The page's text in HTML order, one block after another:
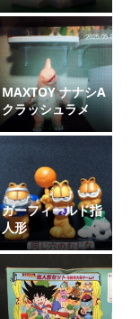
MAXTOY ナナシA
クラッシュラメ
ガーフィールド指
人形